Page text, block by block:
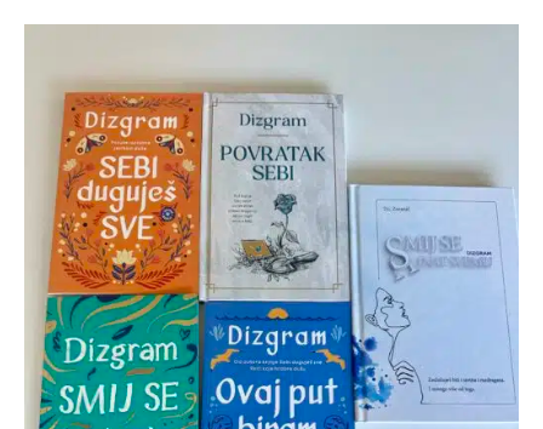
Izvorna
je:
695,00 DKK.
Trenutna
645,00 DKK.